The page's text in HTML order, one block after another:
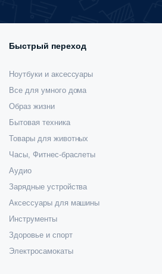
Быстрый переход
Ноутбуки и аксессуары
Все для умного дома
Образ жизни
Бытовая техника
Товары для животных
Часы, Фитнес-браслеты
Аудио
Зарядные устройства
Аксессуары для машины
Инструменты
Здоровье и спорт
Электросамокаты